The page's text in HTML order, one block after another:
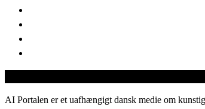
AI Portalen er et uafhængigt dansk medie om